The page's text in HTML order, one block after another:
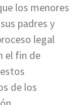
los menores
padres y
legal
el fin de
de los